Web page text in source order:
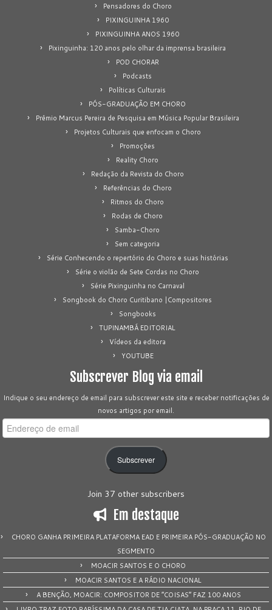
Pensadores do Choro
PIXINGUINHA 1960
PIXINGUINHA ANOS 1960
Pixinguinha: 120 anos pelo olhar da imprensa brasileira
POD CHORAR
Podcasts
Políticas Culturais
PÓS-GRADUAÇÃO EM CHORO
Prêmio Marcus Pereira de Pesquisa em Música Popular Brasileira
Projetos Culturais que enfocam o Choro
Promoções
Reality Choro
Redação da Revista do Choro
Referências do Choro
Ritmos do Choro
Rodas de Choro
Samba-Choro
Sem categoria
Série Conhecendo o repertório do Choro e suas histórias
Série o violão de Sete Cordas no Choro
Série Pixinguinha no Carnaval
Songbook do Choro Curitibano |Compositores
Songbooks
TUPINAMBÁ EDITORIAL
Vídeos da editora
YOUTUBE
Subscrever Blog via email
Indique o seu endereço de email para subscrever este site e receber notificações de
novos artigos por email.
Endereço
de
Subscrever
Join 37 other subscribers
Em destaque
CHORO GANHA PRIMEIRA PLATAFORMA EAD E PRIMEIRA PÓS-GRADUAÇÃO NO
SEGMENTO
MOACIR SANTOS E O CHORO
MOACIR SANTOS E A RÁDIO NACIONAL
A BENÇÃO, MOACIR: COMPOSITOR DE “COISAS” FAZ 100 ANOS